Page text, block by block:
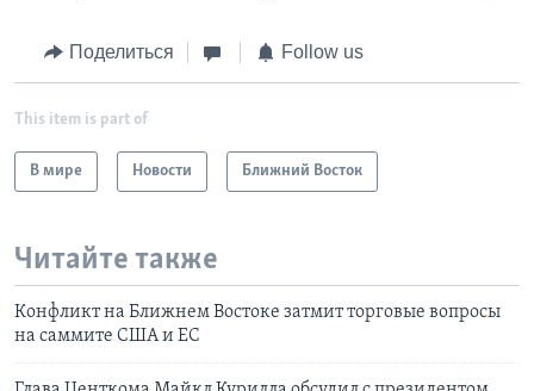
Поделиться Follow us
This item is part of
В мире Новости Ближний Восток
Читайте также
Конфликт на Ближнем Востоке затмит торговые вопросы
на саммите США и ЕС